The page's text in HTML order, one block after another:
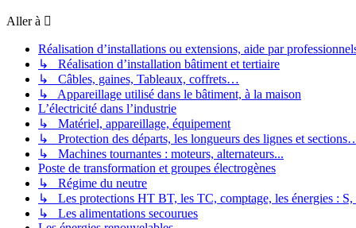
Aller à
Réalisation d’installations ou extensions, aide par
↳ Réalisation d’installation bâtiment et tertiaire
↳ Câbles, gaines, Tableaux, coffrets…
↳ Appareillage utilisé dans le bâtiment, à la maison
L’électricité dans l’industrie
↳ Matériel, appareillage, équipement
↳ Protection des départs, les longueurs des lignes et
↳ Machines tournantes : moteurs, alternateurs...
Poste de transformation et groupes électrogènes
↳ Régime du neutre
↳ Les protections HT BT, les TC, comptage, les énergies : S,
↳ Les alimentations secourues